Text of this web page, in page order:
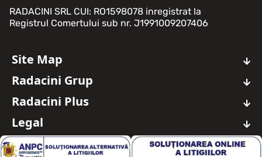
RADACINI SRL CUI: RO1598078 inregistrat la
Registrul Comertului sub nr. J1991009207406
Site Map
Auto Rulate
Oferte Auto Noi
Oferte Auto Rulate
Service Auto
Avantaje
Radacini Grup
About Us
Timeline
Cariera
Grup
Contact
Radacini Plus
Dashboard
Servicii Masina Ta
Servicii Aditionale
Legal
Termeni si Conditii
Date personale